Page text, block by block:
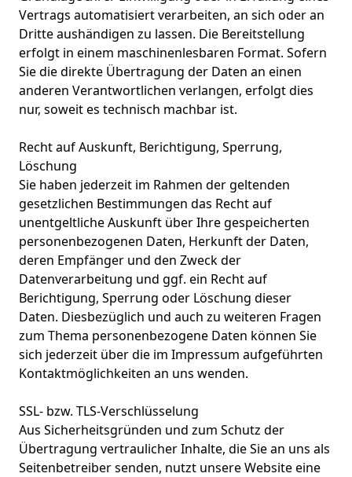
Vertrags automatisiert verarbeiten, an sich oder an
Dritte aushändigen zu lassen. Die Bereitstellung
erfolgt in einem maschinenlesbaren Format. Sofern
Sie die direkte Übertragung der Daten an einen
anderen Verantwortlichen verlangen, erfolgt dies
nur, soweit es technisch machbar ist.
Recht auf Auskunft, Berichtigung, Sperrung,
Löschung
Sie haben jederzeit im Rahmen der geltenden
gesetzlichen Bestimmungen das Recht auf
unentgeltliche Auskunft über Ihre gespeicherten
personenbezogenen Daten, Herkunft der Daten,
deren Empfänger und den Zweck der
Datenverarbeitung und ggf. ein Recht auf
Berichtigung, Sperrung oder Löschung dieser
Daten. Diesbezüglich und auch zu weiteren Fragen
zum Thema personenbezogene Daten können Sie
sich jederzeit über die im Impressum aufgeführten
Kontaktmöglichkeiten an uns wenden.
SSL- bzw. TLS-Verschlüsselung
Aus Sicherheitsgründen und zum Schutz der
Übertragung vertraulicher Inhalte, die Sie an uns als
Seitenbetreiber senden, nutzt unsere Website eine